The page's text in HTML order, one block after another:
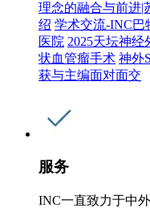
理念的融合与前进|
绍 学术交流-INC巴
医院 2025天坛神
状血管瘤手术 神外
获与主编面对面交
服务
INC一直致力于中